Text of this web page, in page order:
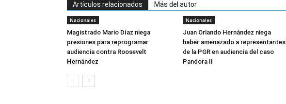
Artículos relacionados Más del autor
Nacionales
Magistrado Mario Díaz niega
presiones para reprogramar
audiencia contra Roosevelt
Hernández
Nacionales
Juan Orlando Hernández niega
haber amenazado a representantes
de la PGR en audiencia del caso
Pandora II